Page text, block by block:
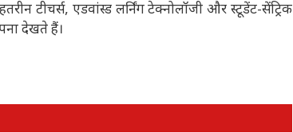
टीचर्स, एडवांस्ड लर्निंग टेक्नोलॉजी और स्टूडेंट-सेंट्रिक
देखते हैं।